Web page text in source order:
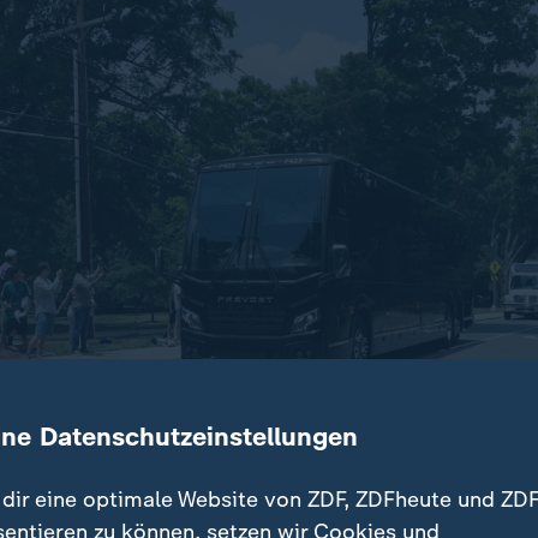
Nationalmannschaft residiert bei der Fußball-WM in
Datenschutzeinstellungen
eine optimale Website von ZDF, ZDFheute und
zu können, setzen wir Cookies und